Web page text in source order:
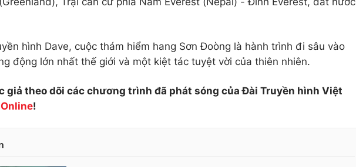
hình Dave, cuộc thám hiểm hang Sơn Đoòng là hành trình đi sâu vào
động lớn nhất thế giới và một kiệt tác tuyệt vời của thiên nhiên.
giả theo dõi các chương trình đã phát sóng của Đài Truyền hình Việt
!